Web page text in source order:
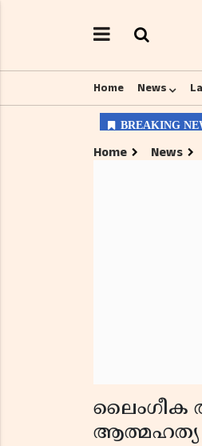
Home News
Home News
ലൈംഗീക